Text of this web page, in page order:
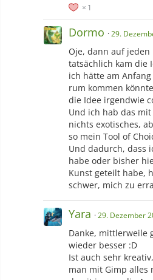
1
Dormo 29.
Oje, dann auf jeden
tatsächlich kam die
ich hätte am
rum kommen
die Idee irgendwie
Und ich hab das
nichts exotisches,
so mein Tool of
Und dadurch, dass
habe oder bisher
Kunst geteilt habe,
schwer, mich zu
Yara 29. Dezember
Danke, mittlerweile
wieder besser :D
Ist auch sehr
man mit Gimp alles